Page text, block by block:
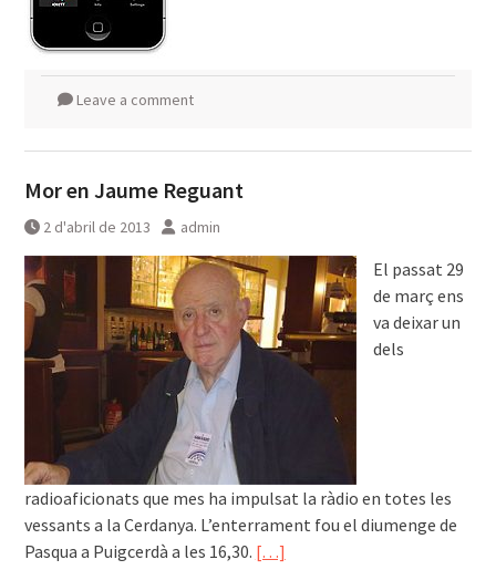
Leave a comment
Mor en Jaume Reguant
2 d'abril de 2013 admin
El passat 29
de març ens
va deixar un
dels
radioaficionats que mes ha impulsat la ràdio en totes les
vessants a la Cerdanya. L’enterrament fou el diumenge de
Pasqua a Puigcerdà a les 16,30. […]